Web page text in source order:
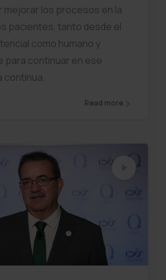
mejorar los procesos en la
pacientes, tanto desde el
como humano y
para continuar en ese
continua.
Read more